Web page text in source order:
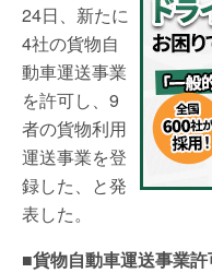
24日、新たに
4社の貨物自
動車運送事業
を許可し、9
者の貨物利用
運送事業を登
録した、と発
表した。
■貨物自動車運送事業許